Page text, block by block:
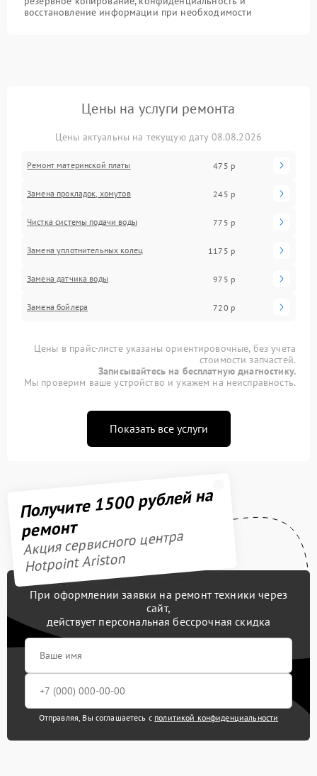
восстановление информации при необходимости
Цены на услуги ремонта
Цены актуальны на текущую дату 08.08.2026
Ремонт материнской платы 475 р
Замена прокладок, хомутов 245 р
Чистка системы подачи воды 775 р
Замена уплотнительных колец 1175 р
Замена датчика воды 975 р
Замена бойлера 720 р
Цены в прайс-листе указаны ориентировочные, без учета
стоимости запчастей.
Записывайтесь на бесплатную диагностику.
Мы проверим ваше устройство и укажем на неисправность.
Показать все услуги
Получите 1500 рублей на
ремонт
Акция сервисного центра
Hotpoint Ariston
При оформлении заявки на ремонт техники через
сайт,
действует персональная бессрочная скидка
Отправляя, Вы соглашаетесь с политикой конфиденциальности